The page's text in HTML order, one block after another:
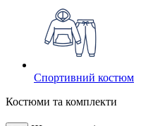
Спортивний костюм
Костюми та комплекти